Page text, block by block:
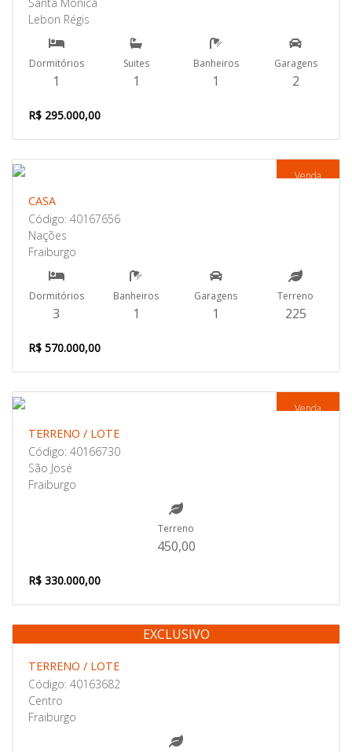
Lebon Régis
Dormitórios
1
Suites
1
Banheiros
1
Garagens
2
R$ 295.000,00
Venda
CASA
Código: 40167656
Nações
Fraiburgo
Dormitórios
3
Banheiros
1
Garagens
1
Terreno
225
R$ 570.000,00
Venda
TERRENO / LOTE
Código: 40166730
São José
Fraiburgo
Terreno
450,00
R$ 330.000,00
Venda
EXCLUSIVO
TERRENO / LOTE
Código: 40163682
Centro
Fraiburgo